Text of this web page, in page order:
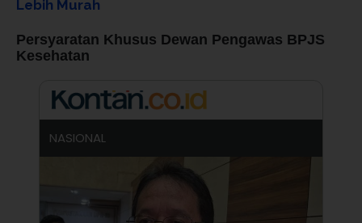
Lebih Murah
Persyaratan Khusus Dewan Pengawas BPJS
Kesehatan
NASIONAL